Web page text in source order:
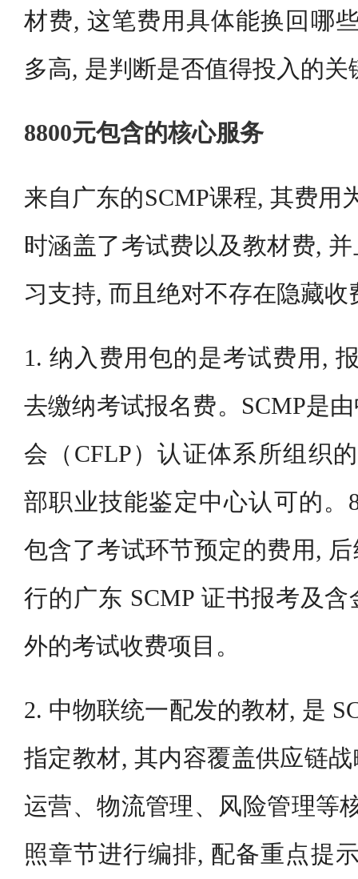
材费, 这笔费用具体能换回哪
多高, 是判断是否值得投入的关
8800元包含的核心服务
来自广东的SCMP课程, 其费用
时涵盖了考试费以及教材费,
习支持, 而且绝对不存在隐藏收
1. 纳入费用包的是考试费用,
去缴纳考试报名费。SCMP是
会（CFLP）认证体系所组织
部职业技能鉴定中心认可的。
包含了考试环节预定的费用,
行的广东 SCMP 证书报考及
外的考试收费项目。
2. 中物联统一配发的教材, 是
指定教材, 其内容覆盖供应链
运营、物流管理、风险管理等
照章节进行编排, 配备重点提